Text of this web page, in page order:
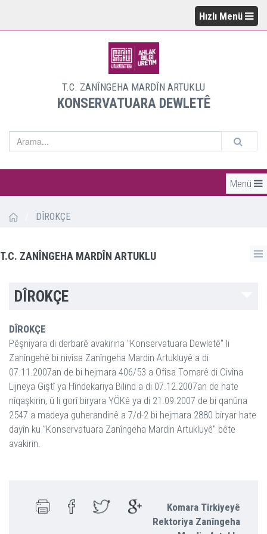
Hızlı Menü
T.C. ZANÎNGEHA MARDÎN ARTUKLU
KONSERVATUARA DEWLETÊ
Menü
DÎROKÇE
T.C. ZANÎNGEHA MARDÎN ARTUKLU
DÎROKÇE
DÎROKÇE
Pêşniyara di derbarê avakirina "Konservatuara Dewletê" li
Zanîngehê bi nivîsa Zanîngeha Mardin Artukluyê a di
07.11.2007an de bi hejmara 406/53 a Ofîsa Tomarê di Civîna
Lijneya Giştî ya Hîndekariya Bilind a di 07.12.2007an de hate
nîqaşkirin, û li gorî biryara YÖKê ya di 21.09.2007 de bi qanûna
2547 a madeya guherandinê a 7/d-2 bi hejmara 2880 biryar hate
dayîn ku "Konservatuara Zanîngeha Mardin Artukluyê" bête
avakirin.
Komara Tirkiyeyê
Rektoriya Zanîngeha